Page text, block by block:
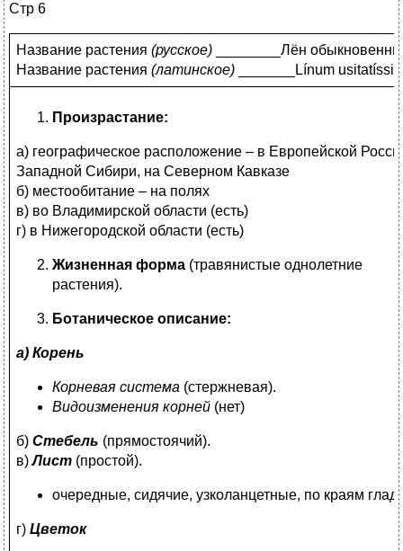
Стр 6
Название растения (русское) ________Лён
Название растения (латинское) _______Línum
Произрастание:
а) географическое расположение – в Европейской
Западной Сибири, на Северном Кавказе
б) местообитание – на полях
в) во Владимирской области (есть)
г) в Нижегородской области (есть)
Жизненная форма (травянистые однолетние
растения).
Ботаническое описание:
а) Корень
Корневая система (стержневая).
Видоизменения корней (нет)
б) Стебель (прямостоячий).
в)Лист (простой).
очередные, сидячие, узколанцетные, по краям
г) Цветок